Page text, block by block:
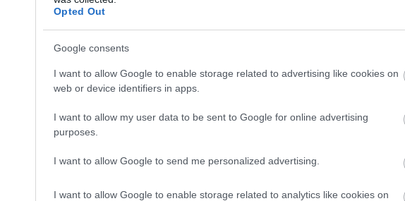
Opted Out
Google consents
I want to allow Google to enable storage related to advertising like cookies on
web or device identifiers in apps.
I want to allow my user data to be sent to Google for online advertising
purposes.
I want to allow Google to send me personalized advertising.
I want to allow Google to enable storage related to analytics like cookies on
Latvijā sākas solārais
rudens
plosīsies negaiss
ka par nepiedzenamiem 2019.gada 1.decembrī bija atzīti
eiro apmērā – šie parādi izveidojušies likvidējamiem
procedūras pabeigšanai.